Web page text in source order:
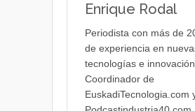
Enrique Rodal
Periodista con más de
de experiencia en
tecnologías e innovación.
Coordinador de
EuskadiTecnologia.com